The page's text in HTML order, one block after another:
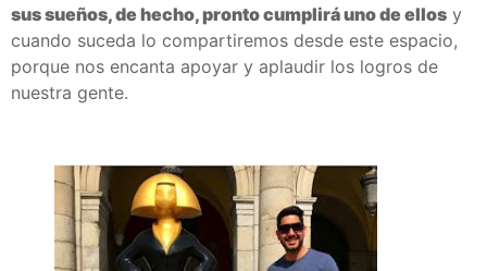
sus sueños, de hecho, pronto cumplirá uno de ellos y
cuando suceda lo compartiremos desde este espacio,
porque nos encanta apoyar y aplaudir los logros de
nuestra gente.